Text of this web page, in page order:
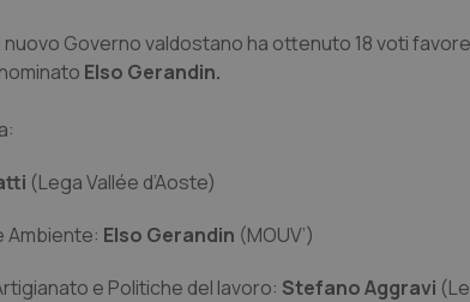
nuovo Governo valdostano ha ottenuto 18 voti
Elso Gerandin.
(Lega Vallée d’Aoste)
Ambiente: Elso Gerandin (MOUV’)
e Politiche del lavoro: Stefano Aggravi